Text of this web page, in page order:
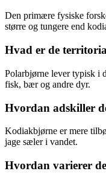
Den primære fysiske
større og tungere end
Hvad er de
Polarbjørne lever typisk i
fisk, bær og andre dyr.
Hvordan adskiller
Kodiakbjørne er mere
jage sæler i vandet.
Hvordan varierer